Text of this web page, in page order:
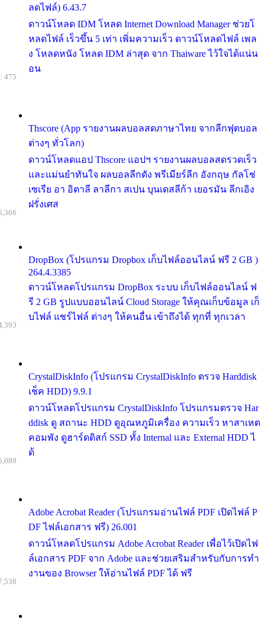
ลดไฟล์) 6.43.7
ดาวน์โหลด IDM โหลด Internet Download Manager ช่วยโ
หลดไฟล์ เร็วขึ้น 5 เท่า เพิ่มความเร็ว ดาวน์โหลดไฟล์ เพล
ง โหลดหนัง โหลด IDM ล่าสุด จาก Thaiware ไว้ใจได้แน่น
อน
Thscore (App รายงานผลบอลสดภาษาไทย จากลีกฟุตบอล
ต่างๆ ทั่วโลก)
ดาวน์โหลดแอป Thscore แอปฯ รายงานผลบอลสดรวดเร็ว
และแม่นยำทันใจ ผลบอลลีกดัง พรีเมียร์ลีก อังกฤษ กัลโช่
เซเรีย อา อิตาลี ลาลีกา สเปน บุนเดสลีก้า เยอรมัน ลีกเอิง
ฝรั่งเศส
475
DropBox (โปรแกรม Dropbox เก็บไฟล์ออนไลน์ ฟรี 2 GB )
264.4.3385
ดาวน์โหลดโปรแกรม DropBox ระบบ เก็บไฟล์ออนไลน์ ฟ
รี 2 GB รูปแบบออนไลน์ Cloud Storage ให้คุณเก็บข้อมูล เก็
บไฟล์ แชร์ไฟล์ ต่างๆ ให้คนอื่น เข้าถึงได้ ทุกที่ ทุกเวลา
CrystalDiskInfo (โปรแกรม CrystalDiskInfo ตรวจ Harddisk
เช็ค HDD) 9.9.1
ดาวน์โหลดโปรแกรม CrystalDiskInfo โปรแกรมตรวจ Har
ddisk ดู สถานะ HDD ดูอุณหภูมิเครื่อง ความเร็ว หาสาเหต
คอมพัง ดูฮาร์ดดิสก์ SSD ทั้ง Internal และ External HDD ไ
ด้
Adobe Acrobat Reader (โปรแกรมอ่านไฟล์ PDF เปิดไฟล์ P
DF ไฟล์เอกสาร ฟรี) 26.001
ดาวน์โหลดโปรแกรม Adobe Acrobat Reader เพื่อไว้เปิดไฟ
ล์เอกสาร PDF จาก Adobe และช่วยเสริมสำหรับกับการทำ
งานของ Browser ให้อ่านไฟล์ PDF ได้ ฟรี